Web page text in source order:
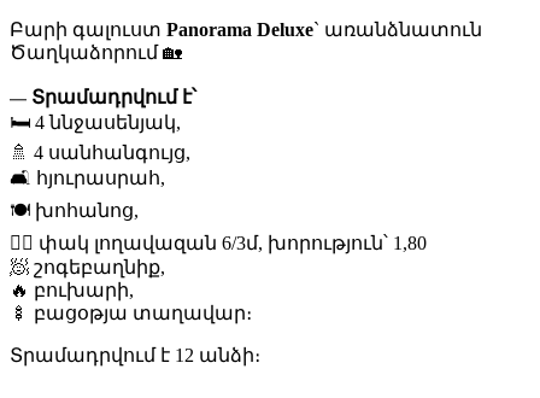
Բարի գալուստ Panorama Deluxe` առանձնատուն
Ծաղկաձորում 🏡
— Տրամադրվում է՝
🛏️ 4 ննջասենյակ,
🚿 4 սանհանգույց,
🛋️ հյուրասրահ,
🍽️ խոհանոց,
🏊‍♂️ փակ լողավազան 6/3մ, խորություն՝ 1,80
🧖 շոգեբաղնիք,
🔥 բուխարի,
🍢 բացօթյա տաղավար։
Տրամադրվում է 12 անձի։